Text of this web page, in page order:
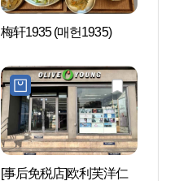
梅轩1935 (매헌1935)
[事后免税店]欧利芙洋仁